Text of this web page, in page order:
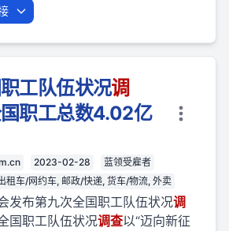
工队伍状况调
职工总数4.02亿
2023-02-28
蓝领受雇者
租车/网约车, 邮政/快递, 货车/物流, 外卖
发布第九次全国职工队伍状况调
国职工队伍状况调查以“迈向新征